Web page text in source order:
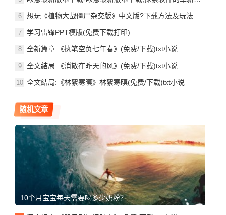
想玩《植物大战僵尸杂交版》中文版?下载方法及玩法攻略来了!
学习雷锋PPT模版(免费下载打印)
全新篇章:《执笔空负七年春》(免费/下载)txt小说
全文結局:《消散在昨天的风》(免费/下载)txt小说
全文結局:《林絮寒暝》林絮寒暝(免费/下载)txt小说
随机文章
10个月宝宝每天需要喝多少奶粉？